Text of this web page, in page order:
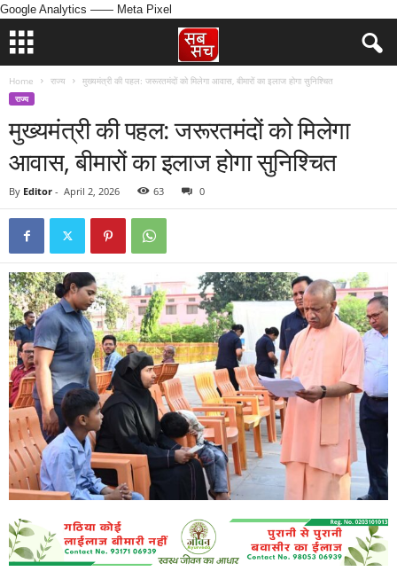
Google Analytics —— Meta Pixel
Home राज्य मुख्यमंत्री की पहल: जरूरतमंदों को मिलेगा आवास, बीमारों का इलाज होगा सुनिश्चित
राज्य
मुख्यमंत्री की पहल: जरूरतमंदों को मिलेगा
आवास, बीमारों का इलाज होगा सुनिश्चित
By Editor - April 2, 2026 63 0